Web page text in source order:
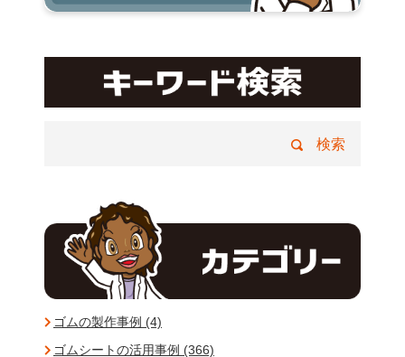
ゴムの製作事例 (4)
ゴムシートの活用事例 (366)